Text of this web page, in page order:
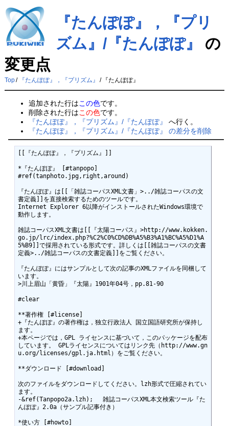
『たんぽぽ』，『プリ
ズム』/『たんぽぽ』
の
変更点
Top/ 『たんぽぽ』，『プリズム』 / 『たんぽぽ』
追加された行はこの色です。
削除された行はこの色です。
『たんぽぽ』，『プリズム』/『たんぽぽ』
へ行く。
『たんぽぽ』，『プリズム』/『たんぽぽ』 の差分を削除
[[『たんぽぽ』，『プリズム』]]
*『たんぽぽ』 [#tanpopo]
#ref(tanphoto.jpg,right,around)
『たんぽぽ』は[[「雑誌コーパスXML文書」>../雑誌コーパスの文
書定義]]を直接検索するためのツールです。
Internet Explorer 6以降がインストールされたWindows環境で
動作します。
雑誌コーパスXML文書は[[『太陽コーパス』>http://www.kokken.
go.jp/lrc/index.php?%C2%C0%CD%DB%A5%B3%A1%BC%A5%D1%A
5%B9]]で採用されている形式です。詳しくは[[雑誌コーパスの文書
定義>../雑誌コーパスの文書定義]]をご覧ください。
『たんぽぽ』にはサンプルとして次の記事のXMLファイルを同梱して
います。
>川上眉山「黄昏」『太陽』1901年04号，pp.81-90
#clear
**著作権 [#license]
+『たんぽぽ』の著作権は，独立行政法人 国立国語研究所が保持し
ます。
+本ページでは，GPL ライセンスに基づいて，このパッケージを配布
しています。 GPLライセンスについてはリンク先（http://www.gn
u.org/licenses/gpl.ja.html）をご覧ください。
**ダウンロード [#download]
次のファイルをダウンロードしてください。lzh形式で圧縮されてい
ます。
-&ref(Tanpopo2a.lzh);　 雑誌コーパスXML本文検索ツール『た
んぽぽ』2.0a（サンプル記事付き）